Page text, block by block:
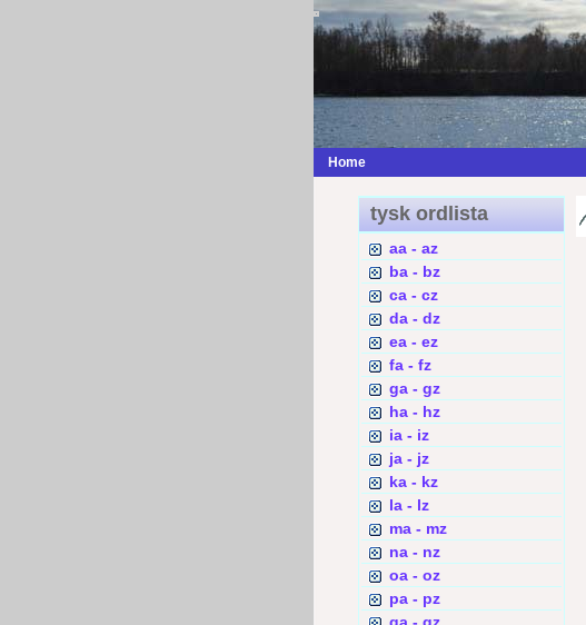
Home
tysk ordlista
aa - az
ba - bz
ca - cz
da - dz
ea - ez
fa - fz
ga - gz
ha - hz
ia - iz
ja - jz
ka - kz
la - lz
ma - mz
na - nz
oa - oz
pa - pz